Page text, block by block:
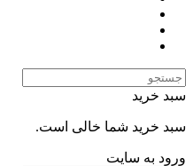
سبد خرید
سبد خرید شما خالی است.
ورود به سایت